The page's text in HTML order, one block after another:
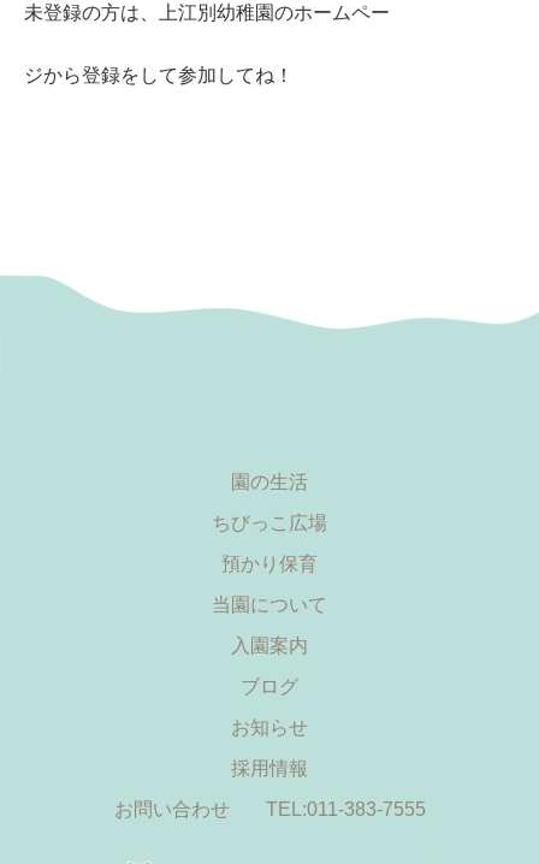
未登録の方は、上江別幼稚園のホームペー
ジから登録をして参加してね！
園の生活
ちびっこ広場
預かり保育
当園について
入園案内
ブログ
お知らせ
採用情報
お問い合わせ
TEL:011-383-7555